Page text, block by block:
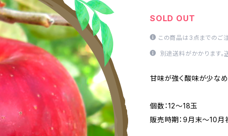
SOLD OUT
この商品は3点までのご
別途送料がかかります。
甘味が強く酸味が少なめ
個数：12～18玉
販売時期：9月末〜10月